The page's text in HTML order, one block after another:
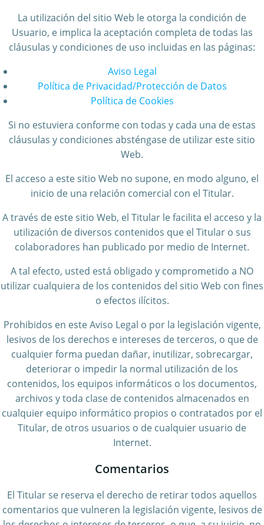
La utilización del sitio Web le otorga la condición de
Usuario, e implica la aceptación completa de todas las
cláusulas y condiciones de uso incluidas en las páginas:
Aviso Legal
Política de Privacidad/Protección de Datos
Política de Cookies
Si no estuviera conforme con todas y cada una de estas
cláusulas y condiciones absténgase de utilizar este sitio
Web.
El acceso a este sitio Web no supone, en modo alguno, el
inicio de una relación comercial con el Titular.
A través de este sitio Web, el Titular le facilita el acceso y la
utilización de diversos contenidos que el Titular o sus
colaboradores han publicado por medio de Internet.
A tal efecto, usted está obligado y comprometido a NO
utilizar cualquiera de los contenidos del sitio Web con fines
o efectos ilícitos.
Prohibidos en este Aviso Legal o por la legislación vigente,
lesivos de los derechos e intereses de terceros, o que de
cualquier forma puedan dañar, inutilizar, sobrecargar,
deteriorar o impedir la normal utilización de los
contenidos, los equipos informáticos o los documentos,
archivos y toda clase de contenidos almacenados en
cualquier equipo informático propios o contratados por el
Titular, de otros usuarios o de cualquier usuario de
Internet.
Comentarios
El Titular se reserva el derecho de retirar todos aquellos
comentarios que vulneren la legislación vigente, lesivos de